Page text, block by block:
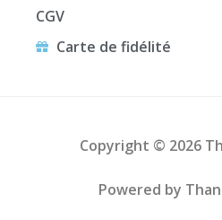
CGV
Carte de fidélité
Copyright © 2026
Powered by